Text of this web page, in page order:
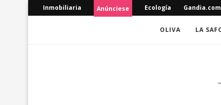
Inmobiliaria Anúnciese Ecología Gandia.com
OLIVA LA